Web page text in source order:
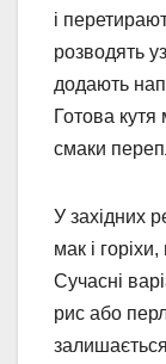
і
розводять
додають
Готова кутя
смаки
У західних
мак і
Сучасні
рис або